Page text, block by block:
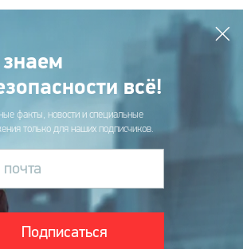
всё!
факты, новости и специальные
только для наших подписчиков.
почта
Подписаться